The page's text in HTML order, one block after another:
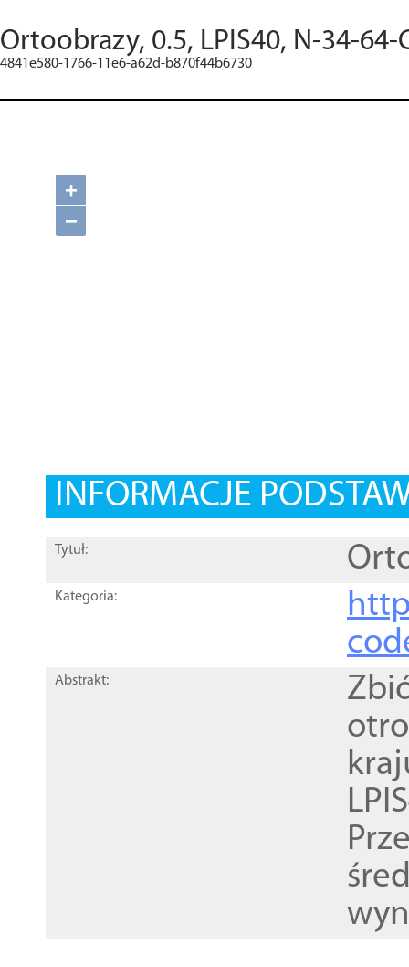
Ortoobrazy, 0.5, LPIS40, N-34-64-
4841e580-1766-11e6-a62d-b870f44b6730
+
−
INFORMACJE
Tytuł:
Kategoria:
Abstrakt: